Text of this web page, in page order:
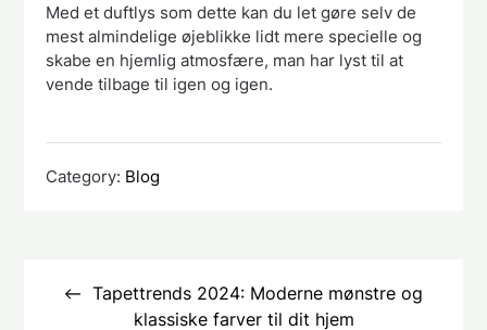
Med et duftlys som dette kan du let gøre selv de
mest almindelige øjeblikke lidt mere specielle og
skabe en hjemlig atmosfære, man har lyst til at
vende tilbage til igen og igen.
Category: Blog
Tapettrends 2024: Moderne mønstre og
klassiske farver til dit hjem